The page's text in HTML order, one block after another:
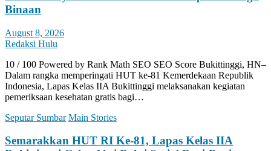
Binaan
August 8, 2026
Redaksi Hulu
10 / 100 Powered by Rank Math SEO SEO Score Bukittinggi, HN–
Dalam rangka memperingati HUT ke-81 Kemerdekaan Republik
Indonesia, Lapas Kelas IIA Bukittinggi melaksanakan kegiatan
pemeriksaan kesehatan gratis bagi…
Seputar Sumbar Main Stories
Semarakkan HUT RI Ke-81, Lapas Kelas IIA